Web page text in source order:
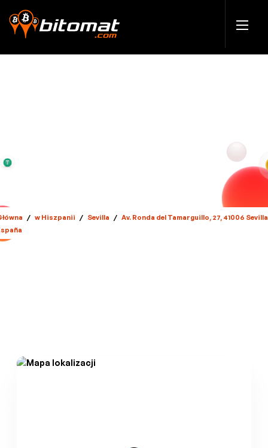
/ w Hiszpanii / Sevilla / Av. Ronda del Tamarguillo, 27, 41006